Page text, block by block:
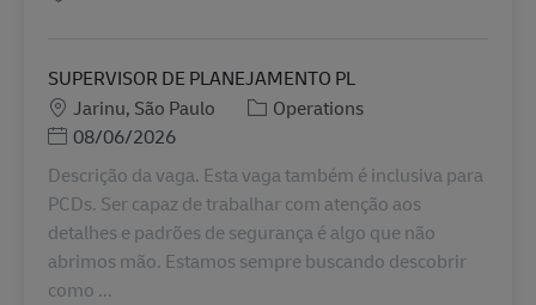
SUPERVISOR DE PLANEJAMENTO PL
SedeJarinu, São Paulo Categoria
Operations
Posted Date
08/06/2026
Descrição da vaga. Esta vaga também é inclusiva para
PCDs. Ser capaz de trabalhar com atenção aos
detalhes e padrões de segurança é algo que não
abrimos mão. Estamos sempre buscando descobrir
como ...